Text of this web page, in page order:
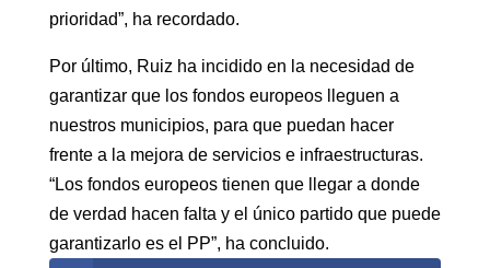
prioridad”, ha recordado.
Por último, Ruiz ha incidido en la necesidad de
garantizar que los fondos europeos lleguen a
nuestros municipios, para que puedan hacer
frente a la mejora de servicios e infraestructuras.
“Los fondos europeos tienen que llegar a donde
de verdad hacen falta y el único partido que puede
garantizarlo es el PP”, ha concluido.